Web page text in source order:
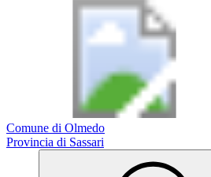
Comune di Olmedo
Provincia di Sassari